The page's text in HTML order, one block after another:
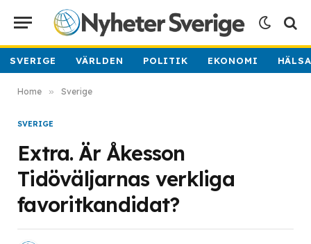
SVERIGE VÄRLDEN POLITIK EKONOMI
Home » Sverige
SVERIGE
Extra. Är Åkesson
Tidöväljarnas verkliga
favoritkandidat?